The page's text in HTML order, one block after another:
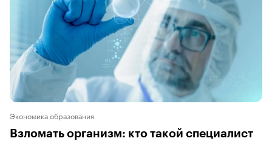
Экономика образования
Взломать организм: кто такой специалист